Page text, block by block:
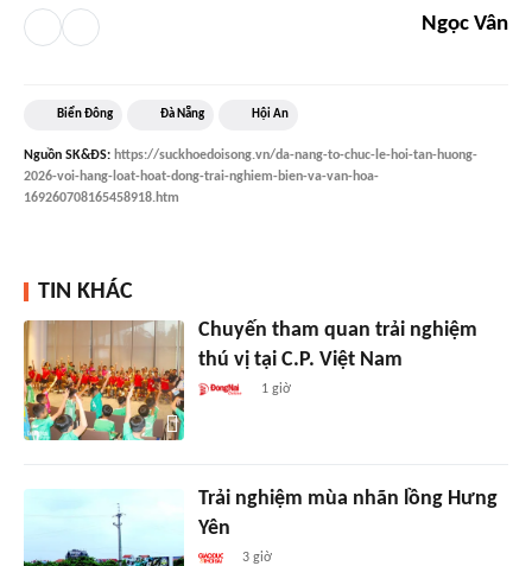
Ngọc Vân
Biển Đông Đà Nẵng Hội An
Nguồn SK&ĐS: https://suckhoedoisong.vn/da-nang-to-chuc-le-hoi-tan-huong-
2026-voi-hang-loat-hoat-dong-trai-nghiem-bien-va-van-hoa-
169260708165458918.htm
TIN KHÁC
Chuyến tham quan trải nghiệm
thú vị tại C.P. Việt Nam
1 giờ
Trải nghiệm mùa nhãn lồng Hưng
Yên
3 giờ